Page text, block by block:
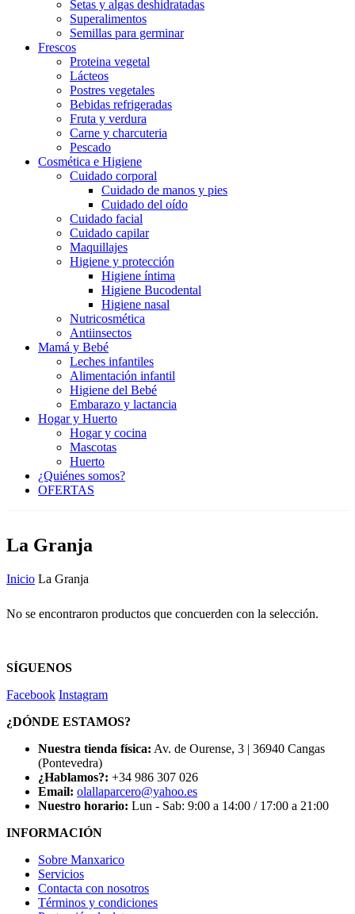
Setas y algas deshidratadas
Superalimentos
Semillas para germinar
Frescos
Proteina vegetal
Lácteos
Postres vegetales
Bebidas refrigeradas
Fruta y verdura
Carne y charcuteria
Pescado
Cosmética e Higiene
Cuidado corporal
Cuidado de manos y pies
Cuidado del oído
Cuidado facial
Cuidado capilar
Maquillajes
Higiene y protección
Higiene íntima
Higiene Bucodental
Higiene nasal
Nutricosmética
Antiinsectos
Mamá y Bebé
Leches infantiles
Alimentación infantil
Higiene del Bebé
Embarazo y lactancia
Hogar y Huerto
Hogar y cocina
Mascotas
Huerto
¿Quiénes somos?
OFERTAS
La Granja
Inicio La Granja
No se encontraron productos que concuerden con la selección.
SÍGUENOS
Facebook Instagram
¿DÓNDE ESTAMOS?
Nuestra tienda física: Av. de Ourense, 3 | 36940 Cangas
(Pontevedra)
¿Hablamos?: +34 986 307 026
Email: olallaparcero@yahoo.es
Nuestro horario: Lun - Sab: 9:00 a 14:00 / 17:00 a 21:00
INFORMACIÓN
Sobre Manxarico
Servicios
Contacta con nosotros
Términos y condiciones